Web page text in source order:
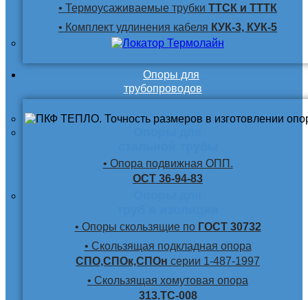
• Термоусаживаемые трубки ТТСК и ТТТК
• Комплект удлинения кабеля КУК-3, КУК-5
Опоры для
трубопроводов
• Опора подвижная ОПП.
ОСТ 36-94-83
• Опоры скользящие по ГОСТ 30732
• Скользящая подкладная опора
СПО,СПОк,СПОн серии 1-487-1997
• Скользящая хомутовая опора
313.ТС-008